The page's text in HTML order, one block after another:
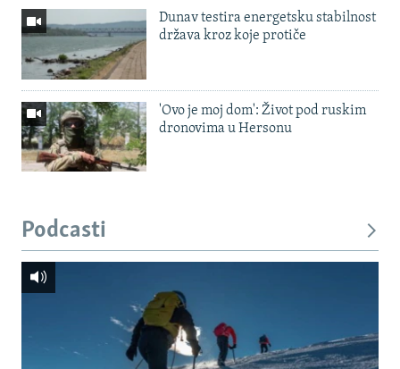
Dunav testira energetsku stabilnost
država kroz koje protiče
'Ovo je moj dom': Život pod ruskim
dronovima u Hersonu
Podcasti